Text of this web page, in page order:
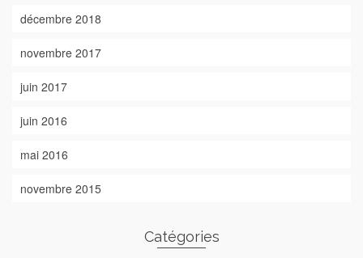
décembre 2018
novembre 2017
juin 2017
juin 2016
mai 2016
novembre 2015
Catégories